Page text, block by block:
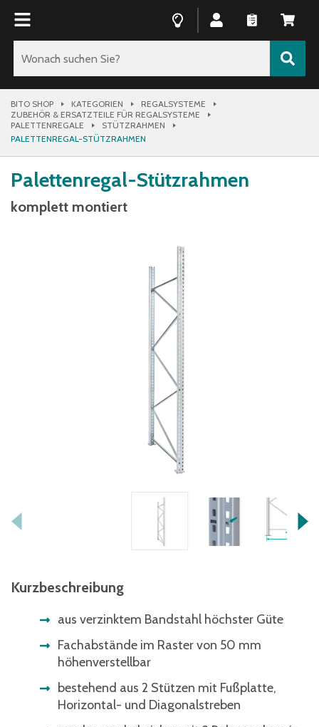
BITO SHOP KATEGORIEN
REGALSYSTEME
ZUBEHÖR & ERSATZTEILE FÜR REGALSYSTEME
PALETTENREGALE
STÜTZRAHMEN
PALETTENREGAL-STÜTZRAHMEN
Palettenregal-Stützrahmen
komplett montiert
Kurzbeschreibung
aus verzinktem Bandstahl höchster Güte
Fachabstände im Raster von 50 mm
höhenverstellbar
bestehend aus 2 Stützen mit Fußplatte,
Horizontal- und Diagonalstreben